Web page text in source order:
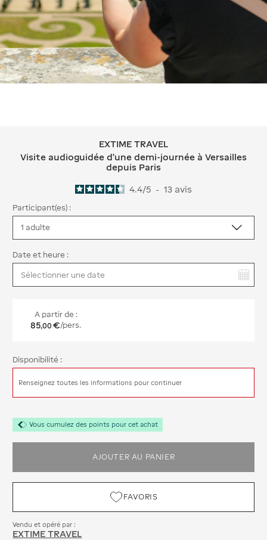
EXTIME TRAVEL Visite
EXTIME TRAVEL
Visite audioguidée d'une demi-journée à Versailles
depuis Paris
4.4/5 - 13 avis
Participant(es) :
Date et heure :
A partir de :
85,00 €/pers.
Disponibilité :
Renseignez toutes les informations pour continuer
Vous cumulez des points pour cet achat
AJOUTER AU PANIER
FAVORIS
Vendu et opéré par :
EXTIME TRAVEL